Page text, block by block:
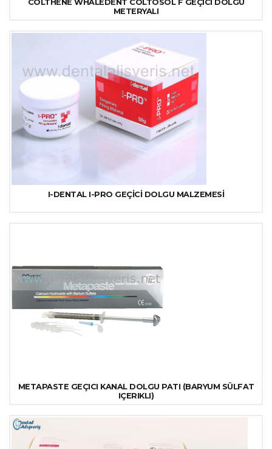
COLTHENE WHALEDENT COLTOSOL F GEÇICI DOLGU
METERYALI
I-DENTAL I-PRO GEÇİCİ DOLGU MALZEMESİ
METAPASTE GEÇICI KANAL DOLGU PATI (BARYUM SÜLFAT
IÇERIKLI)